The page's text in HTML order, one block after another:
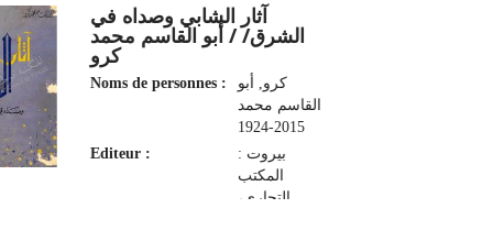
آثار الشابي وصداه في
الشرق/ / أبو القاسم محمد
كرو
Noms de personnes :
كرو, أبو
القاسم محمد
2015-1924
Editeur :
بيروت :
المكتب
التجاري،